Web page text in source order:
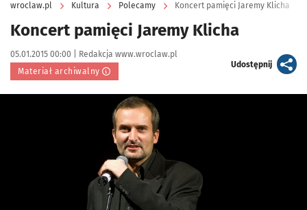
wroclaw.pl Kultura Polecamy Koncert pamięci Jaremy Klicha
Koncert pamięci Jaremy Klicha
Data publikacji:
05.01.2015 00:00 | Autor:
Redakcja www.wroclaw.pl
Materiał archiwalny
Udostępnijartykuł